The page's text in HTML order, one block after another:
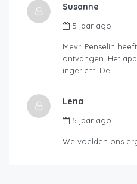
Susanne
5 jaar ago
Mevr. Penselin
ontvangen. Het
ingericht. De…
Lena
5 jaar ago
We voelden ons